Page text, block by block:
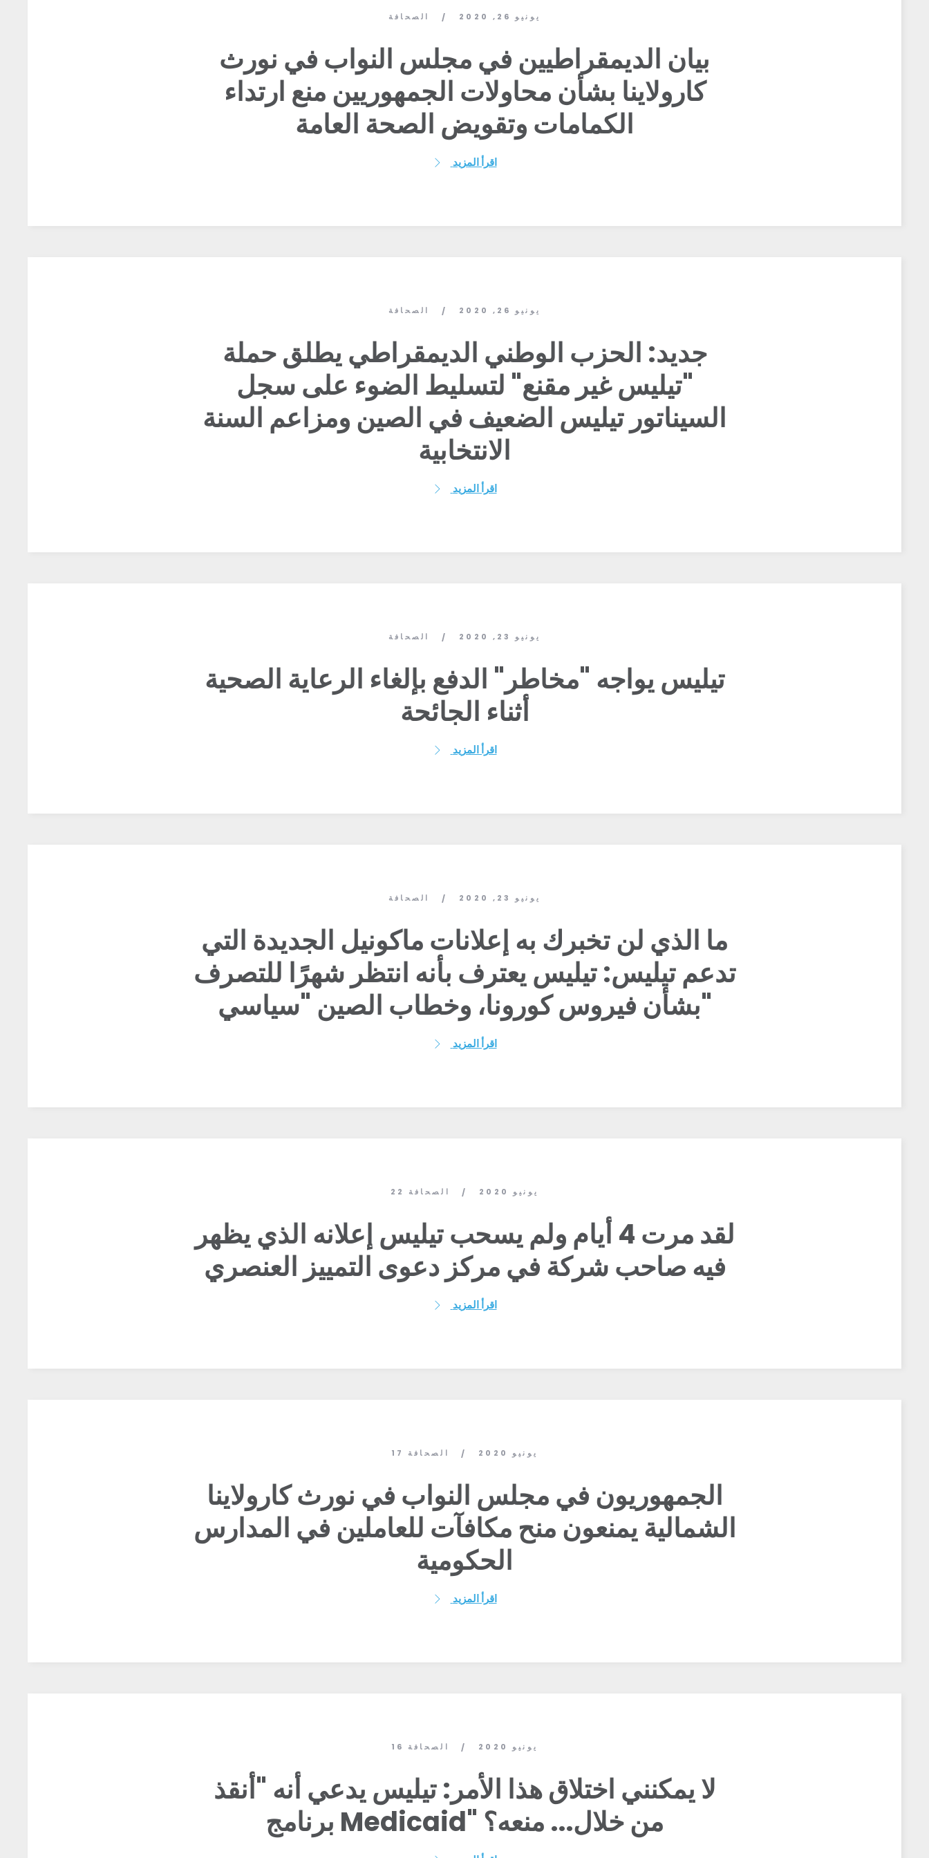
Shop
العمل معنا
الصحافة
حفلتك
الإجراء
Vote
تبرع
يونيو 26, 2020 / الصحافة
بيان الديمقراطيين في مجلس النواب في نورث
كارولاينا بشأن محاولات الجمهوريين منع ارتداء
الكمامات وتقويض الصحة العامة
اقرأ المزيد
يونيو 26, 2020 / الصحافة
جديد: الحزب الوطني الديمقراطي يطلق حملة
"تيليس غير مقنع" لتسليط الضوء على سجل
السيناتور تيليس الضعيف في الصين ومزاعم السنة
الانتخابية
اقرأ المزيد
يونيو 23, 2020 / الصحافة
تيليس يواجه "مخاطر" الدفع بإلغاء الرعاية الصحية
أثناء الجائحة
اقرأ المزيد
يونيو 23, 2020 / الصحافة
ما الذي لن تخبرك به إعلانات ماكونيل الجديدة التي
تدعم تيليس: تيليس يعترف بأنه انتظر شهرًا للتصرف
بشأن فيروس كورونا، وخطاب الصين "سياسي"
اقرأ المزيد
22 يونيو 2020 / الصحافة
لقد مرت 4 أيام ولم يسحب تيليس إعلانه الذي يظهر
فيه صاحب شركة في مركز دعوى التمييز العنصري
اقرأ المزيد
17 يونيو 2020 / الصحافة
الجمهوريون في مجلس النواب في نورث كارولاينا
الشمالية يمنعون منح مكافآت للعاملين في المدارس
الحكومية
اقرأ المزيد
16 يونيو 2020 / الصحافة
لا يمكنني اختلاق هذا الأمر: تيليس يدعي أنه "أنقذ
برنامج Medicaid" من خلال... منعه؟